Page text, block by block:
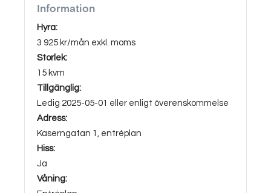
Information
Hyra:
3 925 kr/mån exkl. moms
Storlek:
15 kvm
Tillgänglig:
Ledig 2025-05-01 eller enligt överenskommelse
Adress:
Kaserngatan 1, entréplan
Hiss:
Ja
Våning: